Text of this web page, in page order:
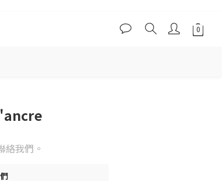
絡我們。